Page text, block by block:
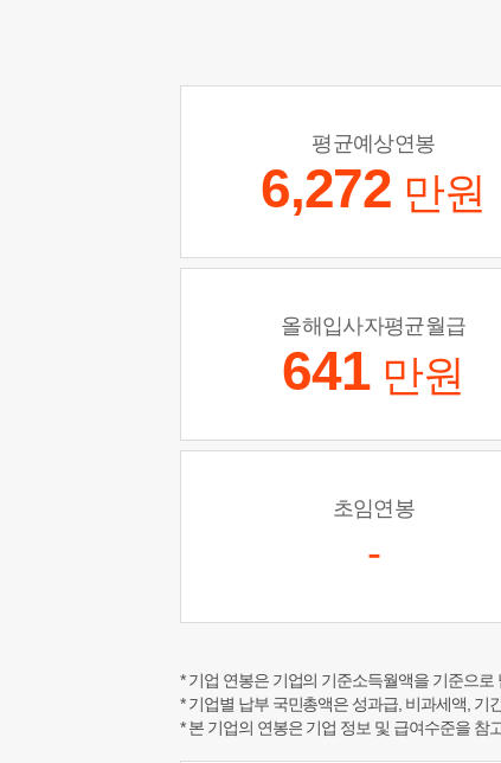
평균예상연봉
6,272 만원
올해입사자평균월급
641 만원
초임연봉
-
* 기업 연봉은 기업의 기준소득월액을 기준으
* 기업별 납부 국민총액은 성과급, 비과세액, 기
* 본 기업의 연봉은 기업 정보 및 급여수준을 참